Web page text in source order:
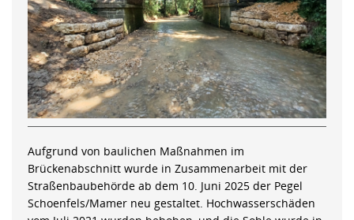
Aufgrund von baulichen Maßnahmen im
Brückenabschnitt wurde in Zusammenarbeit mit der
Straßenbaubehörde ab dem 10. Juni 2025 der Pegel
Schoenfels/Mamer neu gestaltet. Hochwasserschäden